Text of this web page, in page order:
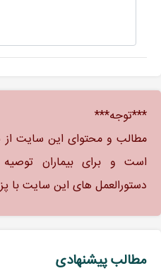
***توجه***
مطالب و محتوای این سایت
است و برای بیماران
دستورالعمل های این سایت
مطالب پیشنهادی